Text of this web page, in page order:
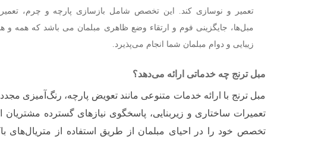
تعمیر و نوسازی کند. این تخصص شامل بازسازی پارچه و چرم،
مبل‌ها، جایگزینی فوم و ارتقاء وضع ظاهری مبلمان می باشد که همه و
زیبایی و دوام مبلمان شما انجام می‌پذیرد.
مبل ترنج چه خدماتی ارائه می‌دهد؟
مبل ترنج با ارائه خدمات متنوعی مانند تعویض پارچه، رنگ‌آمیزی
تعمیرات ساختاری و زیربنایی، پاسخگوی نیازهای گسترده
تخصص خود را در احیای مبلمان از طریق استفاده از متریال‌های